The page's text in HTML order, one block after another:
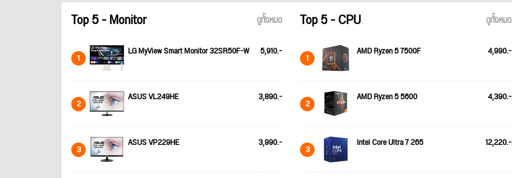
Top 5 - Monitor ดูทั้งหมด
1 LG MyView Smart Monitor 32SR50F-W 5,910.-
2 ASUS VL249HE 3,890.-
3 ASUS VP229HE 3,990.-
Top 5 - CPU ดูทั้งหมด
1 AMD Ryzen 5 7500F 4,990.-
2 AMD Ryzen 5 5600 4,390.-
3 Intel Core Ultra 7 265 12,220.-